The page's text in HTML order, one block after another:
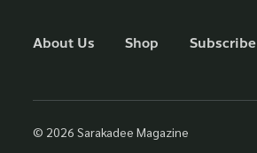
About Us Shop Subscribe
© 2026 Sarakadee Magazine